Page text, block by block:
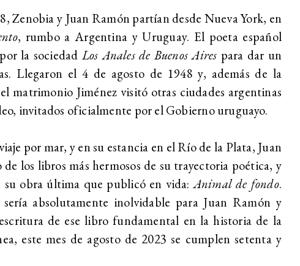
Zenobia y Juan Ramón partían desde Nueva York, en
, rumbo a Argentina y Uruguay. El poeta español
la sociedadLos Anales de Buenos Aires para dar un
Llegaron el 4 de agosto de 1948 y, además de la
matrimonio Jiménez visitó otras ciudades argentinas
invitados oficialmente por el Gobierno uruguayo.
por mar, y en su estancia en el Río de la Plata, Juan
los libros más hermosos de su trayectoria poética, y
su obra última que publicó en vida:Animal de fondo.
absolutamente inolvidable para Juan Ramón y
de ese libro fundamental en la historia de la
este mes de agosto de 2023 se cumplen setenta y